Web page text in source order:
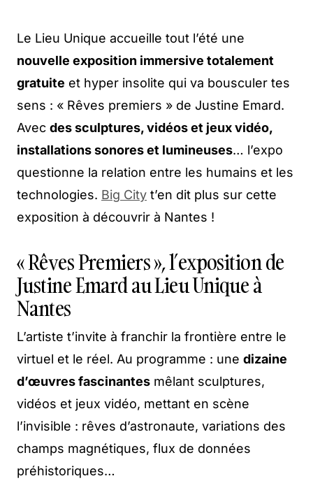
Le Lieu Unique accueille tout l’été une
nouvelle exposition immersive totalement
gratuite et hyper insolite qui va bousculer tes
sens : « Rêves premiers » de Justine Emard.
Avec des sculptures, vidéos et jeux vidéo,
installations sonores et lumineuses… l’expo
questionne la relation entre les humains et les
technologies. Big City t’en dit plus sur cette
exposition à découvrir à Nantes !
« Rêves Premiers », l’exposition de
Justine Emard au Lieu Unique à
Nantes
L’artiste t’invite à franchir la frontière entre le
virtuel et le réel. Au programme : une dizaine
d’œuvres fascinantes mêlant sculptures,
vidéos et jeux vidéo, mettant en scène
l’invisible : rêves d’astronaute, variations des
champs magnétiques, flux de données
préhistoriques…